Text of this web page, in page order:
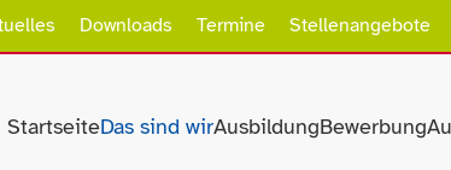
Downloads Termine Stellenangebote
StartseiteDas sind wirAusbildungBewerbung